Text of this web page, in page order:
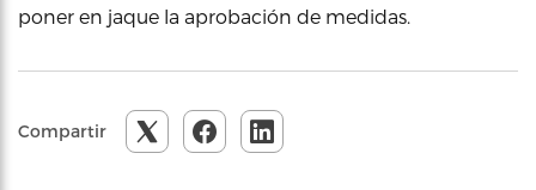
poner en jaque la aprobación de medidas.
Compartir